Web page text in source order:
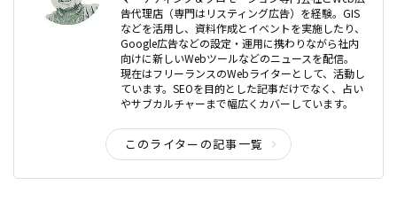
告代理店（専門はリスティング広告）を経験。GIS
などを活用し、資料作成とイベントを実施したり、
Google広告などの設定・運用に携わりながら社内
向けに新しいWebツールなどのニュースを配信。
現在はフリーランスのWebライターとして、活動し
ています。SEOを目的とした記事だけでなく、占い
やサブカルチャーまで幅広くカバーしています。
このライターの記事一覧